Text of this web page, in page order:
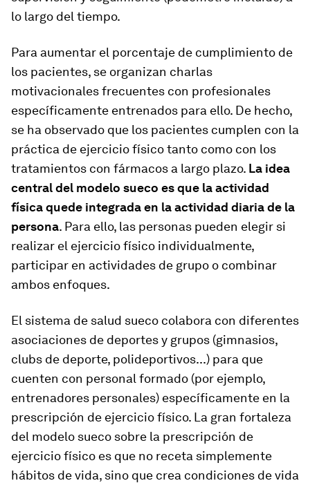
lo largo del tiempo.
Para aumentar el porcentaje de cumplimiento de
los pacientes, se organizan charlas
motivacionales frecuentes con profesionales
específicamente entrenados para ello. De hecho,
se ha observado que los pacientes cumplen con la
práctica de ejercicio físico tanto como con los
tratamientos con fármacos a largo plazo. La idea
central del modelo sueco es que la actividad
física quede integrada en la actividad diaria de la
persona. Para ello, las personas pueden elegir si
realizar el ejercicio físico individualmente,
participar en actividades de grupo o combinar
ambos enfoques.
El sistema de salud sueco colabora con diferentes
asociaciones de deportes y grupos (gimnasios,
clubs de deporte, polideportivos...) para que
cuenten con personal formado (por ejemplo,
entrenadores personales) específicamente en la
prescripción de ejercicio físico. La gran fortaleza
del modelo sueco sobre la prescripción de
ejercicio físico es que no receta simplemente
hábitos de vida, sino que crea condiciones de vida